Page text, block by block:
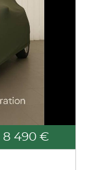
8 490 €